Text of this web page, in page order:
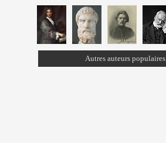
Autres auteurs populaires